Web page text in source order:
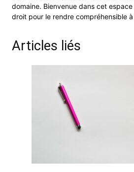
domaine. Bienvenue dans cet
droit pour le rendre compréhensible
Articles liés